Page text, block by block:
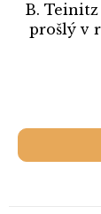
B.
prošlý v